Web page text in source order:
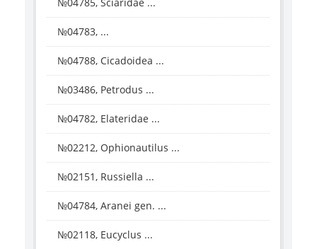
№04783, ...
№04788, Cicadoidea ...
№03486, Petrodus ...
№04782, Elateridae ...
№02212, Ophionautilus ...
№02151, Russiella ...
№04784, Aranei gen. ...
№02118, Eucyclus ...